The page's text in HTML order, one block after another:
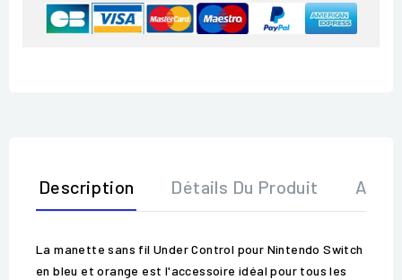
Description Détails Du Produit Avis
La manette sans fil Under Control pour Nintendo Switch
en bleu et orange est l'accessoire idéal pour tous les